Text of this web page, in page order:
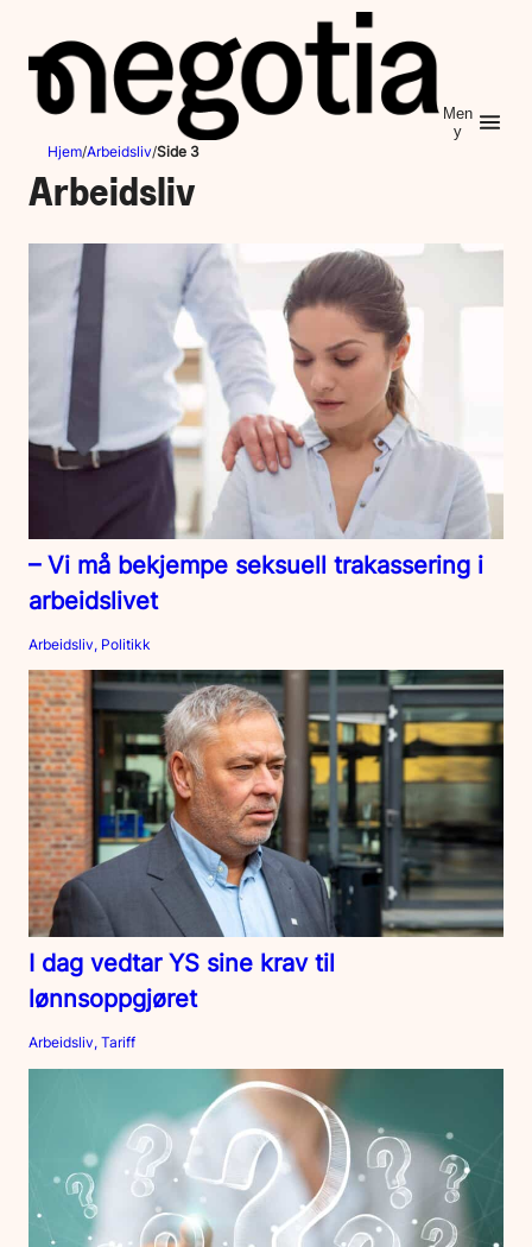
innhold
Men
y
Hjem/Arbeidsliv/Side 3
Arbeidsliv
– Vi må bekjempe seksuell trakassering i
arbeidslivet
Arbeidsliv, Politikk
I dag vedtar YS sine krav til
lønnsoppgjøret
Arbeidsliv, Tariff